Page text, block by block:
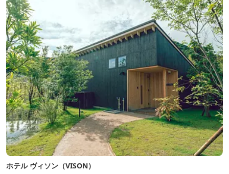
ホテル ヴィソン（VISON）